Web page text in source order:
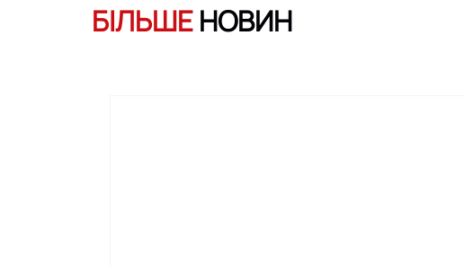
БІЛЬШЕНОВИН